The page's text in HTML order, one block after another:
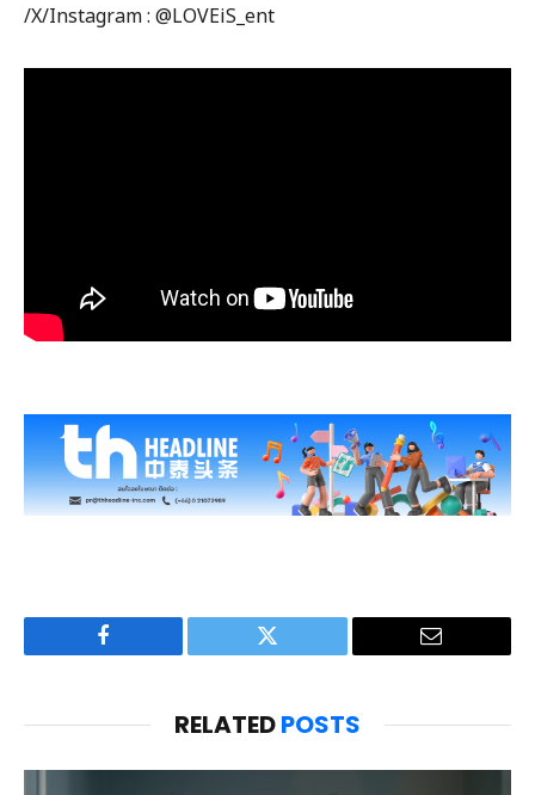
/X/Instagram : @LOVEiS_ent
Facebook Twitter Email
RELATEDPOSTS